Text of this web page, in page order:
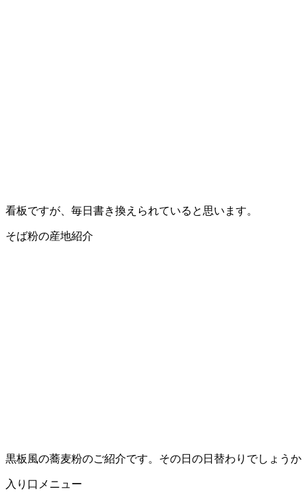
看板ですが、毎日書き換えられていると思います。
そば粉の産地紹介
黒板風の蕎麦粉のご紹介です。その日の日替わりでしょうか
入り口メニュー